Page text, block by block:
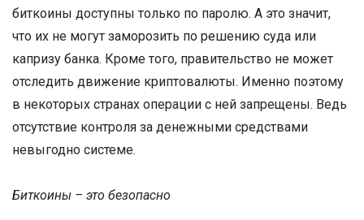
биткоины доступны только по паролю. А это значит,
что их не могут заморозить по решению суда или
капризу банка. Кроме того, правительство не может
отследить движение криптовалюты. Именно поэтому
в некоторых странах операции с ней запрещены. Ведь
отсутствие контроля за денежными средствами
невыгодно системе.
Биткоины – это безопасно